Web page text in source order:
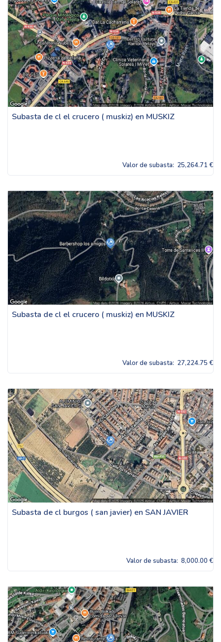
Subasta de cl el crucero ( muskiz) en MUSKIZ
Valor de subasta: 25,264.71 €
Subasta de cl el crucero ( muskiz) en MUSKIZ
Valor de subasta: 27,224.75 €
Subasta de cl burgos ( san javier) en SAN JAVIER
Valor de subasta: 8,000.00 €